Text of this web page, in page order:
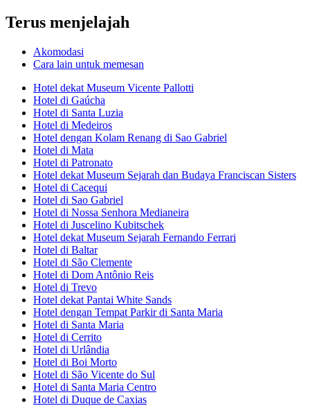
Terus menjelajah
Akomodasi
Cara lain untuk memesan
Hotel dekat Museum Vicente Pallotti
Hotel di Gaúcha
Hotel di Santa Luzia
Hotel di Medeiros
Hotel dengan Kolam Renang di Sao Gabriel
Hotel di Mata
Hotel di Patronato
Hotel dekat Museum Sejarah dan Budaya Franciscan Sisters
Hotel di Cacequi
Hotel di Sao Gabriel
Hotel di Nossa Senhora Medianeira
Hotel di Juscelino Kubitschek
Hotel dekat Museum Sejarah Fernando Ferrari
Hotel di Baltar
Hotel di São Clemente
Hotel di Dom Antônio Reis
Hotel di Trevo
Hotel dekat Pantai White Sands
Hotel dengan Tempat Parkir di Santa Maria
Hotel di Santa Maria
Hotel di Cerrito
Hotel di Urlândia
Hotel di Boi Morto
Hotel di São Vicente do Sul
Hotel di Santa Maria Centro
Hotel di Duque de Caxias